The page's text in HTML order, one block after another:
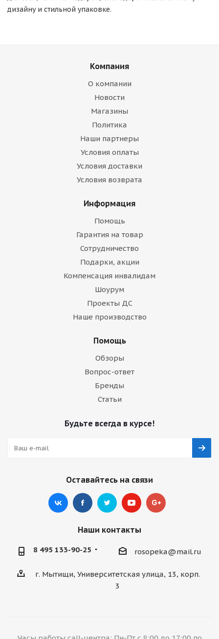
дизайну и стильной упаковке.
Компания
О компании
Новости
Магазины
Политика
Наши партнеры
Условия оплаты
Условия доставки
Условия возврата
Информация
Помощь
Гарантия на товар
Сотрудничество
Подарки, акции
Компенсация инвалидам
Шоурум
Проекты ДС
Наше производство
Помощь
Обзоры
Вопрос-ответ
Бренды
Статьи
Будьте всегда в курсе!
Оставайтесь на связи
Наши контакты
8 495 133-90-25 rosopeka@mail.ru
г. Мытищи, Университетская улица, 13, корп.
3